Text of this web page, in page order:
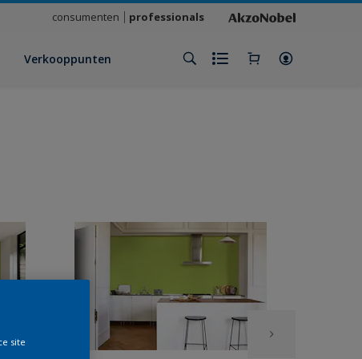
consumenten professionals
Verkooppunten
site